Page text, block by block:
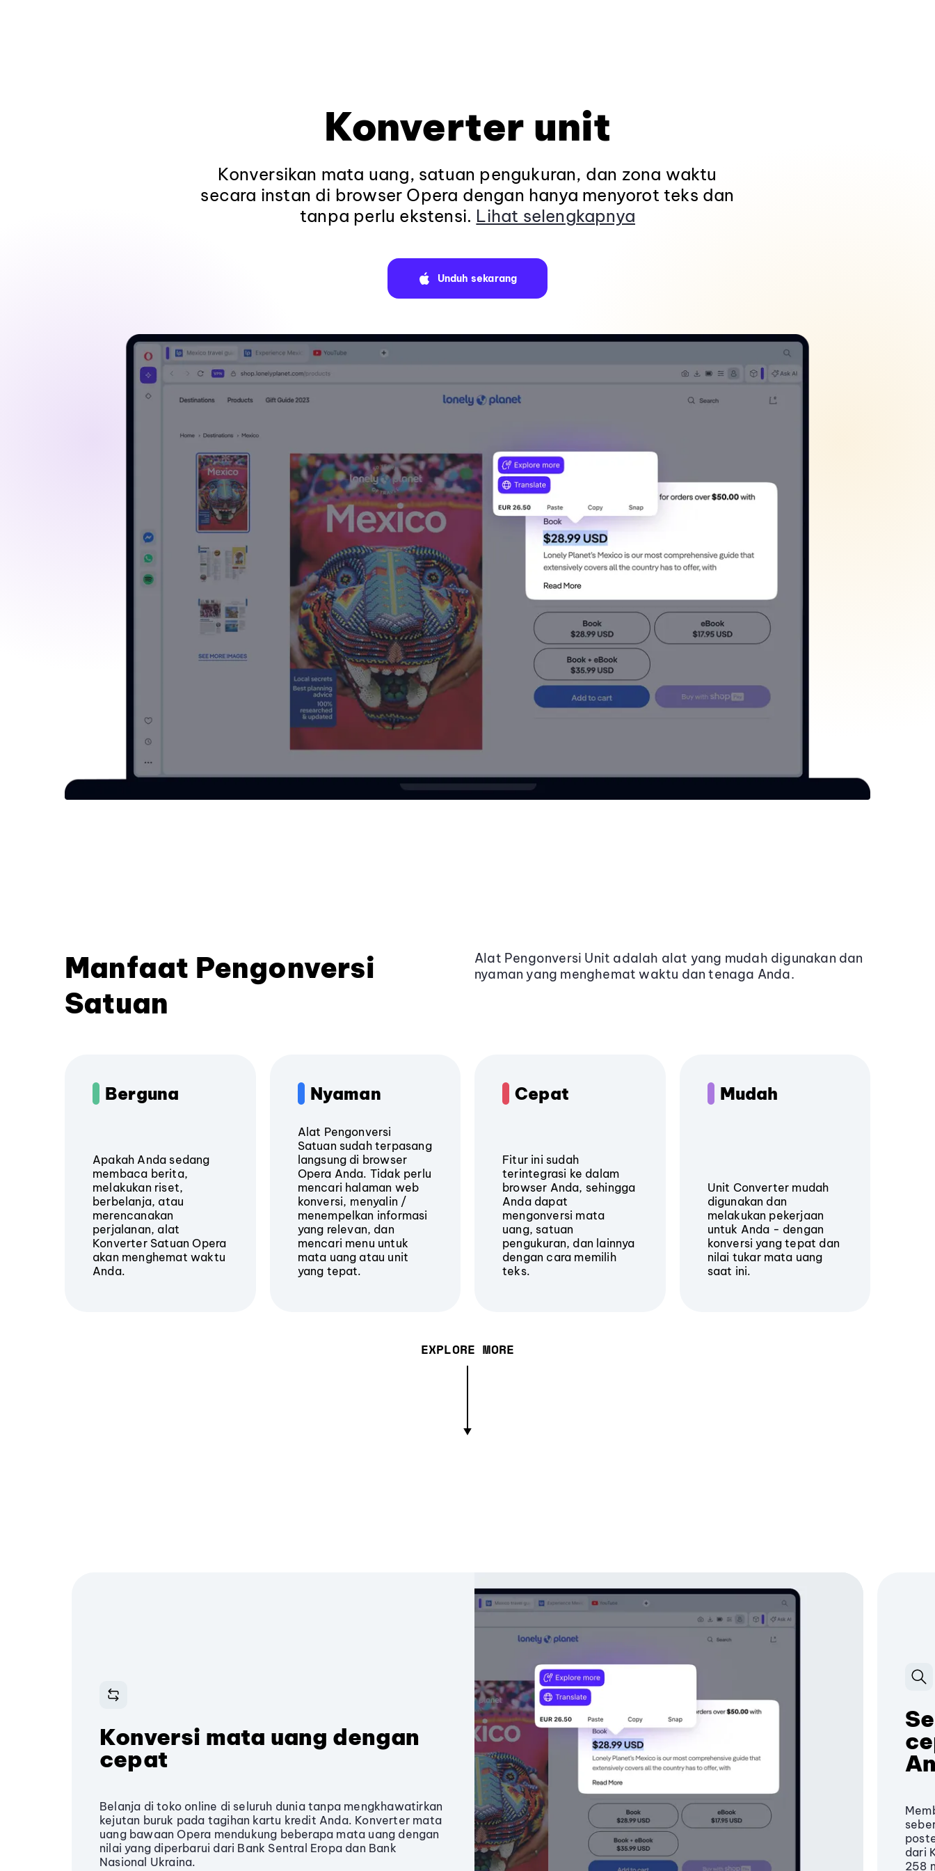
Konverter unit
Konversikan mata uang, satuan pengukuran, dan zona waktu
secara instan di browser Opera dengan hanya menyorot teks dan
tanpa perlu ekstensi. Lihat selengkapnya
Unduh sekarang
Manfaat Pengonversi
Satuan
Alat Pengonversi Unit adalah alat yang mudah digunakan dan
nyaman yang menghemat waktu dan tenaga Anda.
Berguna
Apakah Anda sedang
membaca berita,
melakukan riset,
berbelanja, atau
merencanakan
perjalanan, alat
Konverter Satuan Opera
akan menghemat waktu
Anda.
Nyaman
Alat Pengonversi
Satuan sudah terpasang
langsung di browser
Opera Anda. Tidak perlu
mencari halaman web
konversi, menyalin /
menempelkan informasi
yang relevan, dan
mencari menu untuk
mata uang atau unit
yang tepat.
Cepat
Fitur ini sudah
terintegrasi ke dalam
browser Anda, sehingga
Anda dapat
mengonversi mata
uang, satuan
pengukuran, dan lainnya
dengan cara memilih
teks.
Mudah
Unit Converter mudah
digunakan dan
melakukan pekerjaan
untuk Anda - dengan
konversi yang tepat dan
nilai tukar mata uang
saat ini.
EXPLORE MORE
Konversi mata uang dengan
cepat
Belanja di toko online di seluruh dunia tanpa mengkhawatirkan
kejutan buruk pada tagihan kartu kredit Anda. Konverter mata
uang bawaan Opera mendukung beberapa mata uang dengan
nilai yang diperbarui dari Bank Sentral Eropa dan Bank
Nasional Ukraina.
dari
258